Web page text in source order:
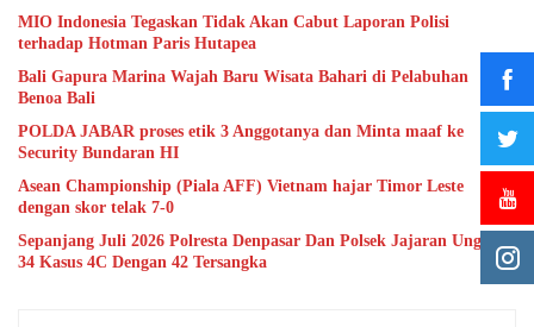
MIO Indonesia Tegaskan Tidak Akan Cabut Laporan Polisi
terhadap Hotman Paris Hutapea
Bali Gapura Marina Wajah Baru Wisata Bahari di Pelabuhan
Benoa Bali
POLDA JABAR proses etik 3 Anggotanya dan Minta maaf ke
Security Bundaran HI
Asean Championship (Piala AFF) Vietnam hajar Timor Leste
dengan skor telak 7-0
Sepanjang Juli 2026 Polresta Denpasar Dan Polsek Jajaran Ungkap
34 Kasus 4C Dengan 42 Tersangka